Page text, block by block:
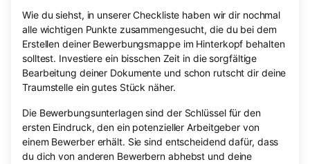
Wie du siehst, in unserer Checkliste haben wir dir nochmal
alle wichtigen Punkte zusammengesucht, die du bei dem
Erstellen deiner Bewerbungsmappe im Hinterkopf behalten
solltest. Investiere ein bisschen Zeit in die sorgfältige
Bearbeitung deiner Dokumente und schon rutscht dir deine
Traumstelle ein gutes Stück näher.
Die Bewerbungsunterlagen sind der Schlüssel für den
ersten Eindruck, den ein potenzieller Arbeitgeber von
einem Bewerber erhält. Sie sind entscheidend dafür, dass
du dich von anderen Bewerbern abhebst und deine